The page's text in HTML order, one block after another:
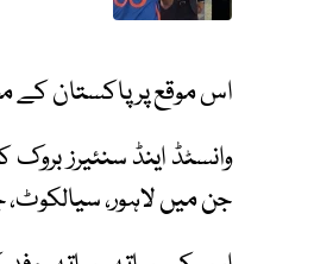
اس موقع پر پاکستان کے
وانسٹڈ اینڈ سنئیرز
جن میں لاہور، سیالکوٹ،